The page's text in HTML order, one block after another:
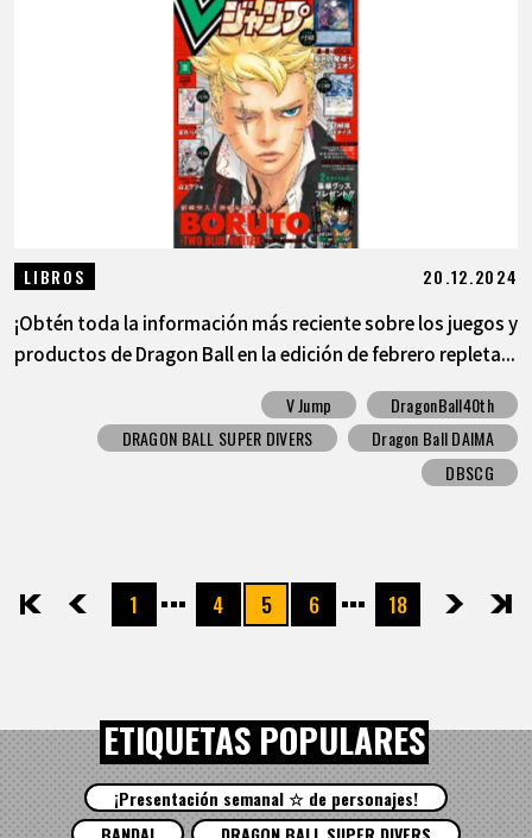
LIBROS 20.12.2024
¡Obtén toda la información más reciente sobre los juegos y
productos de Dragon Ball en la edición de febrero repleta...
V Jump
DragonBall40th
DRAGON BALL SUPER DIVERS
Dragon Ball DAIMA
DBSCG
先頭 前へ1 4 5 6 18次へ最後
ETIQUETAS POPULARES
¡Presentación semanal ☆ de personajes!